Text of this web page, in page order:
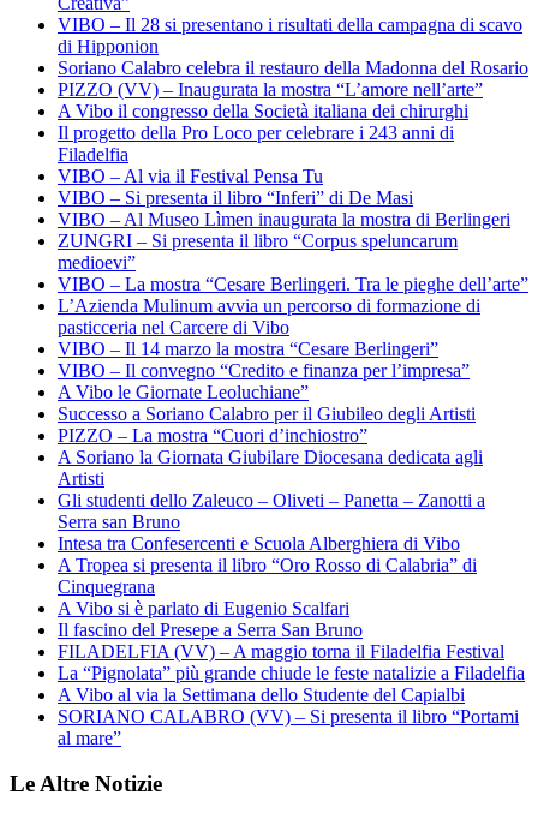
VIBO – Il 28 si presentano i risultati della campagna di scavo
di Hipponion
Soriano Calabro celebra il restauro della Madonna del Rosario
PIZZO (VV) – Inaugurata la mostra “L’amore nell’arte”
A Vibo il congresso della Società italiana dei chirurghi
Il progetto della Pro Loco per celebrare i 243 anni di
Filadelfia
VIBO – Al via il Festival Pensa Tu
VIBO – Si presenta il libro “Inferi” di De Masi
VIBO – Al Museo Lìmen inaugurata la mostra di Berlingeri
ZUNGRI – Si presenta il libro “Corpus speluncarum
medioevi”
VIBO – La mostra “Cesare Berlingeri. Tra le pieghe dell’arte”
L’Azienda Mulinum avvia un percorso di formazione di
pasticceria nel Carcere di Vibo
VIBO – Il 14 marzo la mostra “Cesare Berlingeri”
VIBO – Il convegno “Credito e finanza per l’impresa”
A Vibo le Giornate Leoluchiane”
Successo a Soriano Calabro per il Giubileo degli Artisti
PIZZO – La mostra “Cuori d’inchiostro”
A Soriano la Giornata Giubilare Diocesana dedicata agli
Artisti
Gli studenti dello Zaleuco – Oliveti – Panetta – Zanotti a
Serra san Bruno
Intesa tra Confesercenti e Scuola Alberghiera di Vibo
A Tropea si presenta il libro “Oro Rosso di Calabria” di
Cinquegrana
A Vibo si è parlato di Eugenio Scalfari
Il fascino del Presepe a Serra San Bruno
FILADELFIA (VV) – A maggio torna il Filadelfia Festival
La “Pignolata” più grande chiude le feste natalizie a Filadelfia
A Vibo al via la Settimana dello Studente del Capialbi
SORIANO CALABRO (VV) – Si presenta il libro “Portami
al mare”
Le Altre Notizie